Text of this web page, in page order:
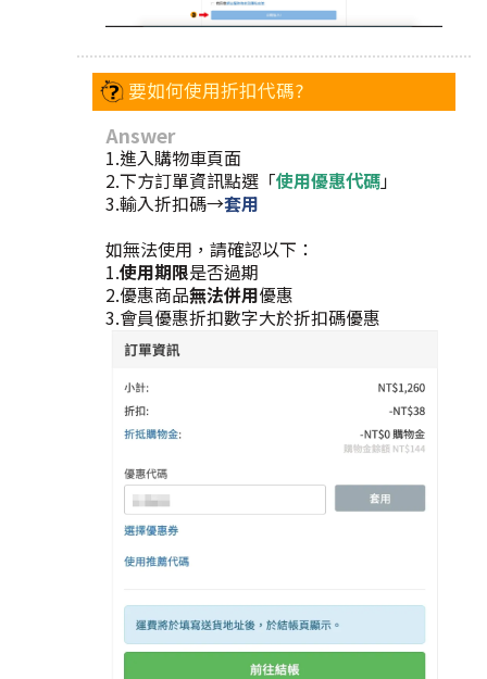
要如何使用折扣代碼?
Answer
1.進入購物車頁面
2.下方訂單資訊點選「使用優惠代碼」
3.輸入折扣碼→套用
如無法使用，請確認以下：
1.使用期限是否過期
2.優惠商品無法併用優惠
3.會員優惠折扣數字大於折扣碼優惠